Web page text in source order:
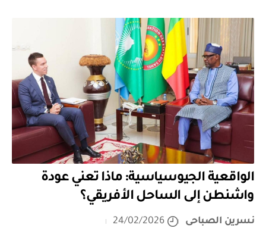
الواقعية الجيوسياسية: ماذا تعني عودة
واشنطن إلى الساحل الأفريقي؟
نسرين الصباحى
24/02/2026